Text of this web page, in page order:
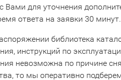
Вами для уточнения
ответа на заявки 30 минут.
библиотека
инструкций по
невозможна по причине
то мы оперативно